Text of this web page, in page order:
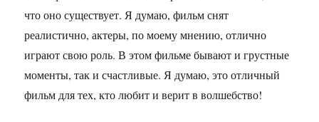
что оно существует. Я думаю, фильм снят
реалистично, актеры, по моему мнению, отлично
играют свою роль. В этом фильме бывают и грустные
моменты, так и счастливые. Я думаю, это отличный
фильм для тех, кто любит и верит в волшебство!